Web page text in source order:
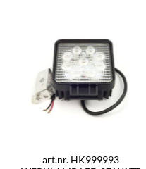
art.nr. HK999993